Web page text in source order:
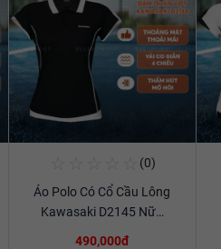
(0)
Áo Polo Có Cổ Cầu Lông
Kawasaki D2145 Nữ…
490,000đ